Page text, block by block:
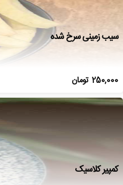
سیب زمینی سرخ شده
250,000 تومان
کمپیر کلاسیک